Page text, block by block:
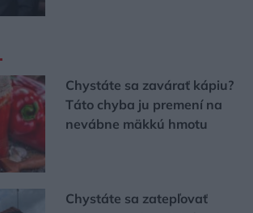
Chystáte sa zavárať kápiu?
Táto chyba ju premení na
nevábne mäkkú hmotu
Chystáte sa zatepľovať